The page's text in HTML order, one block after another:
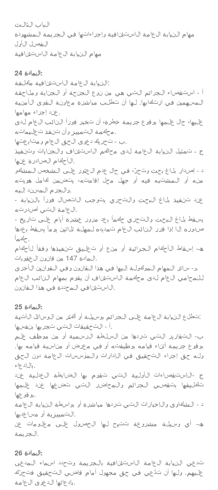
الباب الثالث
مهام النيابة العامة الاستئنافية وإجراءاتها في الجريمة المشهودة
الفصل الأول
مهام النيابة العامة الاستئنافية
المادة 24:
النيابة العامة الاستئنافية مكلفة:
أ - استقصاء الجرائم التي هي من نوع الجنحة أو الجناية وملاحقة
المسهمين في ارتكابها. لها أن تطلب مباشرة معاونة القوى الأمنية
عند إجراء مهامها.
عليها، حال علمها بوقوع جريمة خطرة، أن تخبر فوراً النائب العام لدى
محكمة التمييز وأن تنفذ تعليماته.
ب - تحريك دعوى الحق العام ومتابعتها.
ج ـ تمثيل النيابة العامة لدى محاكم الاستئناف والجنايات وتنفيذ
الأحكام الصادرة عنها.
د - إصدار بلاغ بحث وتحرّ، في حال عدم العثور على الشخص المشكو
منه أو المشتبه فيه أو جهل محل إقامته، يتضمن كامل هويته
والجرم المسند إليه.
- عند تنفيذ بلاغ البحث والتحري يتوجب الاتصال فوراً بالنيابة
العامة التي أصدرته.
- يسقط بلاغ البحث والتحري حكماً بعد مرور عشرة أيام على تاريخ
صدوره إلا إذا قرر النائب العام تمديده لمهلة ثلاثين يوماً يسقط بعدها
حكماً.
هـ- إسقاط الأحكام الجزائية أو منع أو تعليق تنفيذها وفقاً لأحكام
المادة 147 من قانون العقوبات.
و- سائر المهام الموكولة إليها في هذا القانون وفي القوانين الأخرى.
للمحامي العام لدى محكمة الاستئناف أن يقوم بمهام النائب العام
الاستئنافي المحددة في هذا القانون.
المادة 25:
تطلع النيابة العامة على الجرائم بوسيلة أو أكثر من الوسائل الآتية:
أ - التحقيقات التي تجريها بنفسها.
ب- التقارير التي تردها من السلطة الرسمية أو من موظف علم
بوقوع جريمة أثناء قيامه بوظيفته أو في معرض أو مناسبة قيامه بها.
وله حق إجراء التحقيق في الإدارات والمؤسسات العامة دون الحق
بالإدعاء.
ج -الإستقصاءات الأولية التي تقوم بها الضابطة العدلية عند
تكليفها بتقصي الجرائم والمحاضر التي تضعها عند علمها
بوقوعها.
د - الشكاوى والإخبارات التي تردها مباشرة أو بواسطة النيابة العامة
التمييزية أو مساعديها.
هـ- أي وسيلة مشروعة تتيح لها الحصول على معلومات عن
الجريمة.
المادة 26:
تدعي النيابة العامة الاستئنافية بالجريمة وتحدد اسماء المدعى
عليهم. ولها أن تدّعي في حق مجهول أمام قاضي التحقيق فتحرّك
بإدعائها الدعوى العامة.